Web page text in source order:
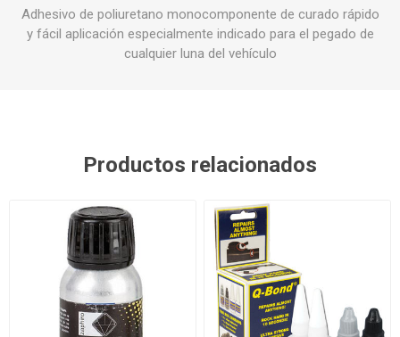
Adhesivo de poliuretano monocomponente de curado rápido
y fácil aplicación especialmente indicado para el pegado de
cualquier luna del vehículo
Productos relacionados